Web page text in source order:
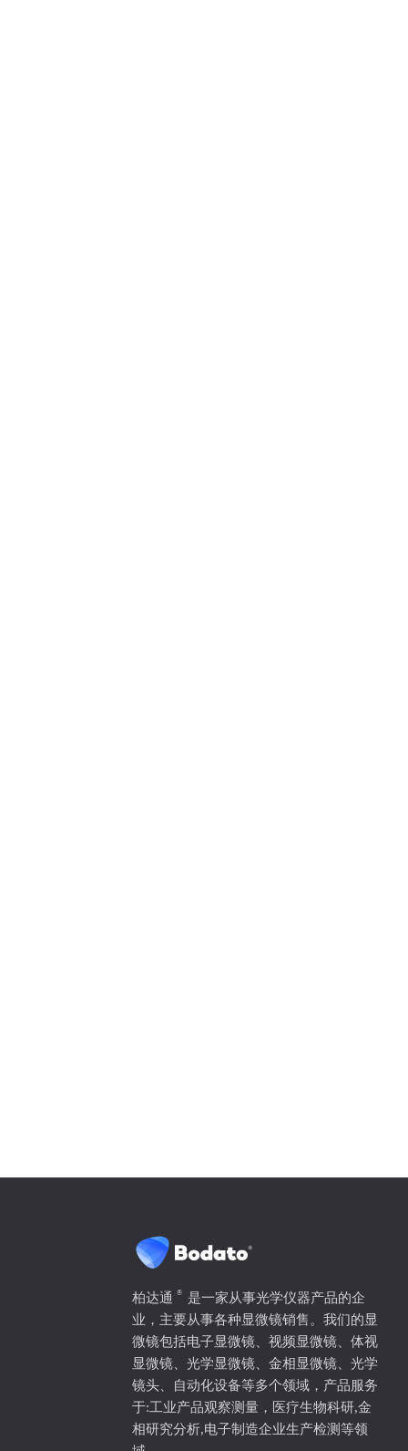
柏达通 ®
是一家从事光学仪器产品的企
业，主要从事各种显微镜销售。我们的显
微镜包括电子显微镜、视频显微镜、体视
显微镜、光学显微镜、金相显微镜、光学
镜头、自动化设备等多个领域，产品服务
于:工业产品观察测量，医疗生物科研,金
相研究分析,电子制造企业生产检测等领